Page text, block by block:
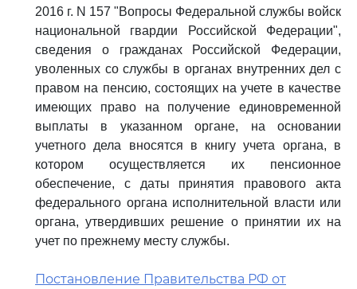
2016 г. N 157 "Вопросы Федеральной службы войск
национальной гвардии Российской Федерации",
сведения о гражданах Российской Федерации,
уволенных со службы в органах внутренних дел с
правом на пенсию, состоящих на учете в качестве
имеющих право на получение единовременной
выплаты в указанном органе, на основании
учетного дела вносятся в книгу учета органа, в
котором осуществляется их пенсионное
обеспечение, с даты принятия правового акта
федерального органа исполнительной власти или
органа, утвердивших решение о принятии их на
учет по прежнему месту службы.
Постановление Правительства РФ от